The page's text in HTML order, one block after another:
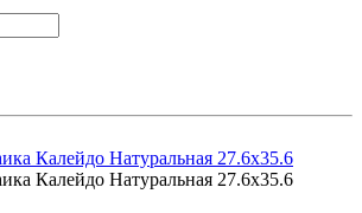
Калейдо Натуральная 27.6x35.6
Калейдо Натуральная 27.6x35.6